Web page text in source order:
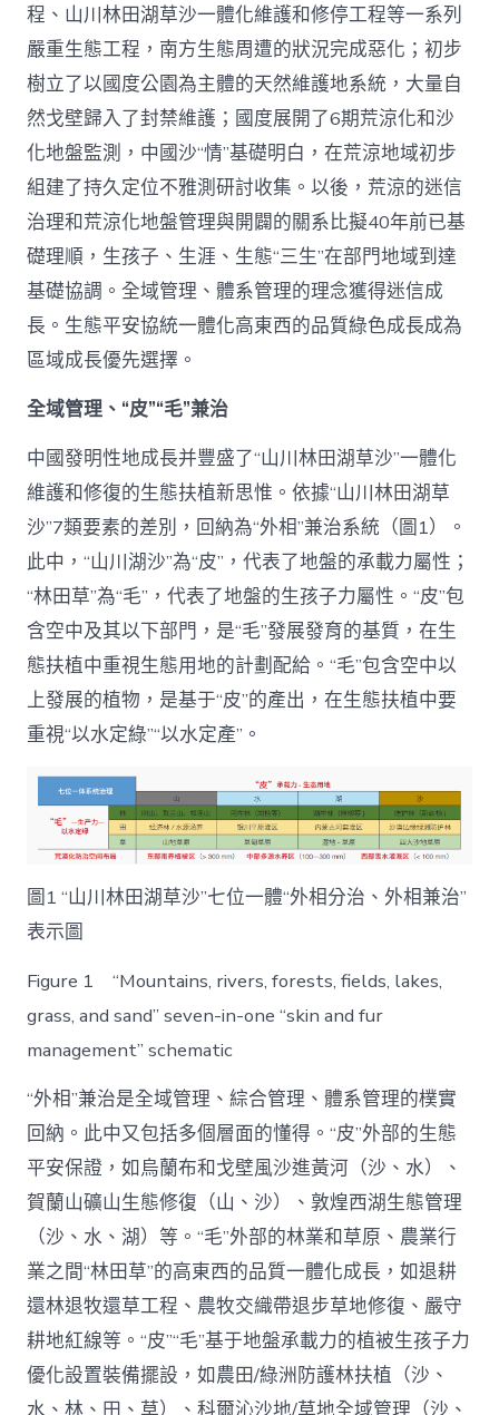
程、山川林田湖草沙一體化維護和修停工程等一系列
嚴重生態工程，南方生態周遭的狀況完成惡化；初步
樹立了以國度公園為主體的天然維護地系統，大量自
然戈壁歸入了封禁維護；國度展開了6期荒涼化和沙
化地盤監測，中國沙“情”基礎明白，在荒涼地域初步
組建了持久定位不雅測研討收集。以後，荒涼的迷信
治理和荒涼化地盤管理與開闢的關系比擬40年前已基
礎理順，生孩子、生涯、生態“三生”在部門地域到達
基礎協調。全域管理、體系管理的理念獲得迷信成
長。生態平安協統一體化高東西的品質綠色成長成為
區域成長優先選擇。
全域管理、“皮”“毛”兼治
中國發明性地成長并豐盛了“山川林田湖草沙”一體化
維護和修復的生態扶植新思惟。依據“山川林田湖草
沙”7類要素的差別，回納為“外相”兼治系統（圖1）。
此中，“山川湖沙”為“皮”，代表了地盤的承載力屬性；
“林田草”為“毛”，代表了地盤的生孩子力屬性。“皮”包
含空中及其以下部門，是“毛”發展發育的基質，在生
態扶植中重視生態用地的計劃配給。“毛”包含空中以
上發展的植物，是基于“皮”的產出，在生態扶植中要
重視“以水定綠”“以水定產”。
圖1 “山川林田湖草沙”七位一體“外相分治、外相兼治”
表示圖
Figure 1 “Mountains, rivers, forests, fields, lakes,
grass, and sand” seven-in-one “skin and fur
management” schematic
“外相”兼治是全域管理、綜合管理、體系管理的樸實
回納。此中又包括多個層面的懂得。“皮”外部的生態
平安保證，如烏蘭布和戈壁風沙進黃河（沙、水）、
賀蘭山礦山生態修復（山、沙）、敦煌西湖生態管理
（沙、水、湖）等。“毛”外部的林業和草原、農業行
業之間“林田草”的高東西的品質一體化成長，如退耕
還林退牧還草工程、農牧交織帶退步草地修復、嚴守
耕地紅線等。“皮”“毛”基于地盤承載力的植被生孩子力
優化設置裝備擺設，如農田/綠洲防護林扶植（沙、
水、林、田、草）、科爾沁沙地/草地全域管理（沙、